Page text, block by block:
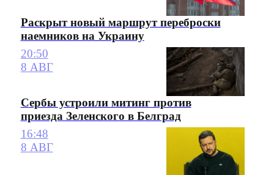
Раскрыт новый маршрут переброски
наемников на Украину
20:50
8 АВГ
Сербы устроили митинг против
приезда Зеленского в Белград
16:48
8 АВГ